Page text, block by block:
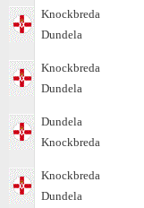
Knockbreda
Dundela
Knockbreda
Dundela
Dundela
Knockbreda
Knockbreda
Dundela